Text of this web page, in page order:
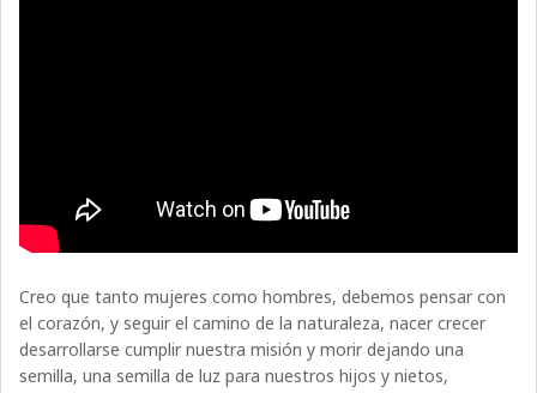
Creo que tanto mujeres como hombres, debemos pensar con
el corazón, y seguir el camino de la naturaleza, nacer crecer
desarrollarse cumplir nuestra misión y morir dejando una
semilla, una semilla de luz para nuestros hijos y nietos,